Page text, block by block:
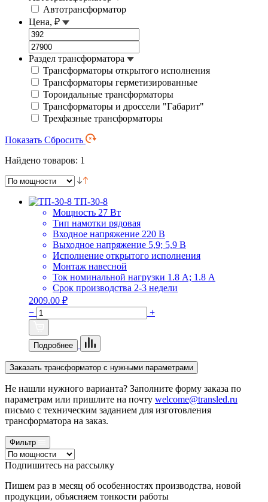
Автотрансформатор
Цена, ₽
Раздел трансформатора
Трансформаторы открытого исполнения
Трансформаторы герметизированные
Тороидальные трансформаторы
Трансформаторы и дроссели "Габарит"
Трехфазные трансформаторы
Показать Сбросить
Найдено товаров: 1
ТП-30-8
Мощность 27 Вт
Тип намотки рядовая
Входное напряжение 220 В
Выходное напряжение 5,9; 5,9 В
Исполнение открытого исполнения
Монтаж навесной
Ток номинальной нагрузки 1.8 А; 1.8 А
Срок производства 2-3 недели
2009.00 ₽
−
+
Подробнее
Заказать трансформатор с нужными параметрами
Не нашли нужного варианта? Заполните форму заказа по
параметрам или пришлите на почту welcome@transled.ru
письмо с техническим заданием для изготовления
трансформатора на заказ.
Фильтр
Подпишитеcь на рассылку
Пишем раз в месяц об особенностях производства, новой
продукции, объясняем тонкости работы